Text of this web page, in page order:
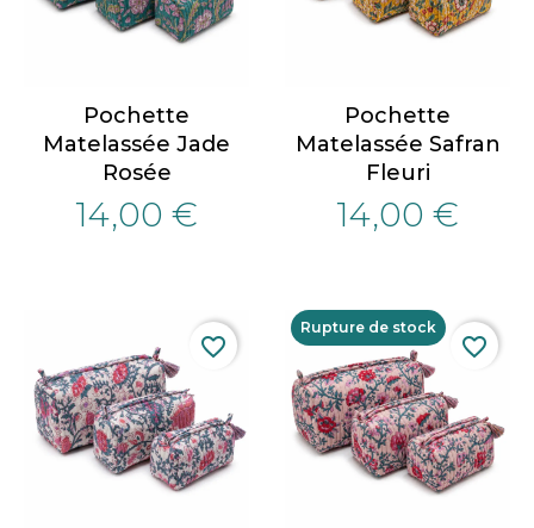
Pochette
Matelassée Jade
Rosée
14,00 €
Pochette
Matelassée Safran
Fleuri
14,00 €
favorite_border
Rupture de stock
favorite_border